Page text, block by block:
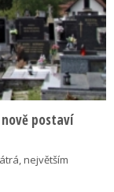
postaví
největším